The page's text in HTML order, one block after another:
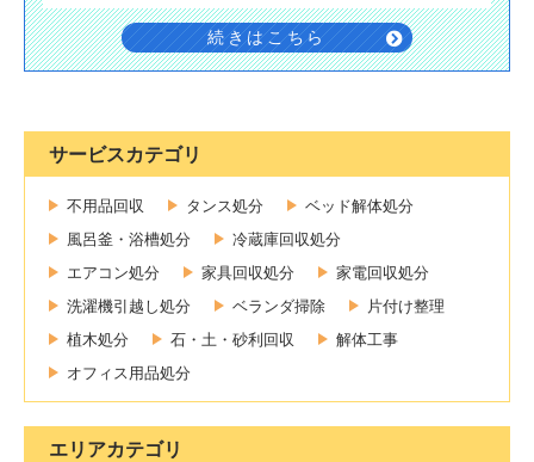
続きはこちら
サービスカテゴリ
不用品回収 タンス処分
ベッド解体処分
風呂釜・浴槽処分
冷蔵庫回収処分
エアコン処分
家具回収処分
家電回収処分
洗濯機引越し処分
ベランダ掃除
片付け整理
植木処分
石・土・砂利回収
解体工事
オフィス用品処分
エリアカテゴリ